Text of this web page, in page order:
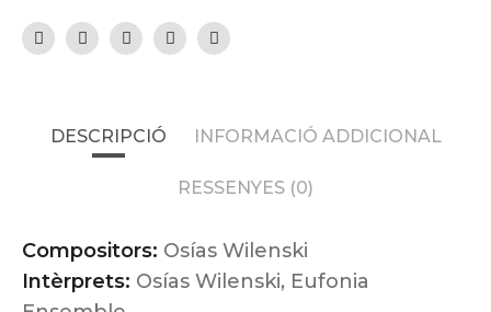
DESCRIPCIÓ INFORMACIÓ ADDICIONAL
RESSENYES (0)
Compositors: Osías Wilenski
Intèrprets: Osías Wilenski, Eufonia